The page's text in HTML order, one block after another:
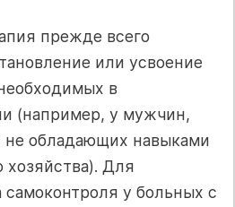
прежде всего
или усвоение
в
(например, у мужчин,
обладающих навыками
Для
у больных с